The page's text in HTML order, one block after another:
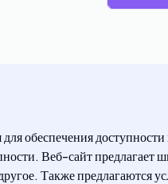
Веб-сайт
Также предлагаются